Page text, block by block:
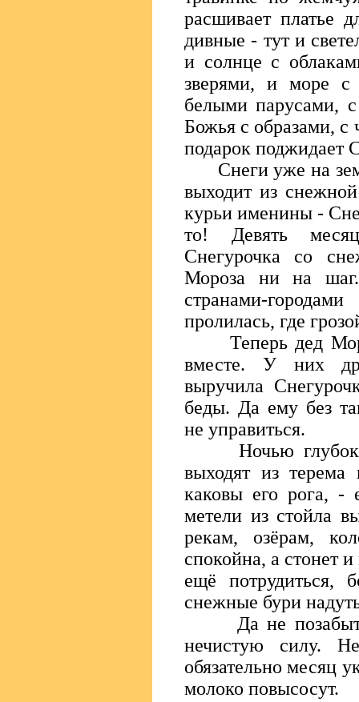
расшивает платье
дивные - тут и
и солнце с
зверями, и море с
белыми парусами,
Божья с образами, с
подарок поджидает
Снеги уже на
выходит из
курьи именины -
то! Девять
Снегурочка со
Мороза ни на шаг.
странами-
пролилась, где
Теперь дед
вместе. У них
выручила
беды. Да ему без
не управиться.
Ночью
выходят из терема
каковы его рога, -
метели из стойла
рекам, озёрам,
спокойна, а стонет
ещё потрудиться,
снежные бури
Да не позабыть
нечистую силу.
обязательно месяц
молоко повысосут.